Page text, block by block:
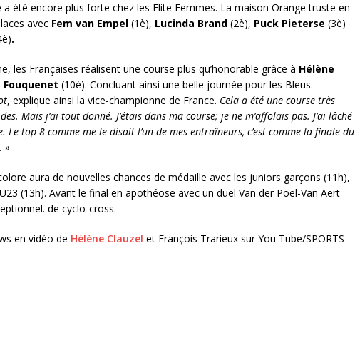
été encore plus forte chez les Elite Femmes. La maison Orange truste en
avec Fem van Empel (1è), Lucinda Brand (2è), Puck Pieterse (3è)
.
les Françaises réalisent une course plus qu’honorable grâce à Hélène
(10è). Concluant ainsi une belle journée pour les Bleus.
, explique ainsi la vice-championne de France. Cela a été une course très
Mais j’ai tout donné. J’étais dans ma course; je ne m’affolais pas. J’ai lâché
Le top 8 comme me le disait l’un de mes entraîneurs, c’est comme la finale du
»
aura de nouvelles chances de médaille avec les juniors garçons (11h),
(13h). Avant le final en apothéose avec un duel Van der Poel-Van Aert
de cyclo-cross.
en vidéo de Hélène Clauzel et François Trarieux sur You Tube/SPORTS-